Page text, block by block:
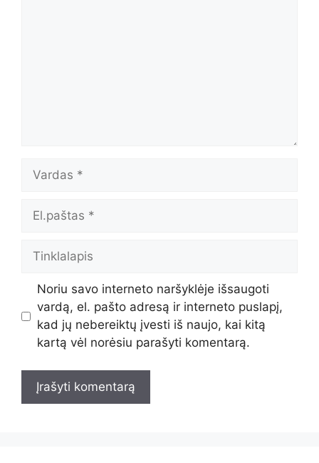
Vardas
El.paštas
Tinklalapis
Noriu savo interneto naršyklėje išsaugoti
vardą, el. pašto adresą ir interneto puslapį,
kad jų nebereiktų įvesti iš naujo, kai kitą
kartą vėl norėsiu parašyti komentarą.